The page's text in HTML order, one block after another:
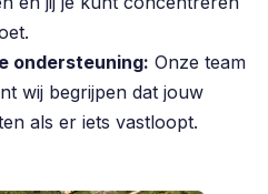
ondersteuning: Onze team
wij begrijpen dat jouw
als er iets vastloopt.